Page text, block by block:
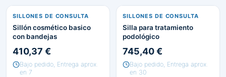
SILLONES DE CONSULTA
Sillón cosmético basico
con bandejas
410,37 €
Bajo pedido, Entrega aprox.
en 7
SILLONES DE CONSULTA
Silla para tratamiento
podológico
745,40 €
Bajo pedido, Entrega aprox.
en 30